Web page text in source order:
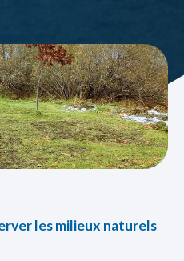
les milieux naturels